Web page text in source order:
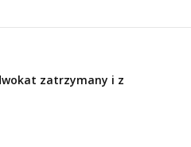
zatrzymany i z